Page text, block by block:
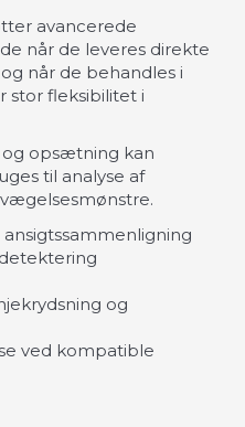
avancerede
når de leveres direkte
når de behandles i
stor fleksibilitet i
opsætning kan
til analyse af
og
ved kompatible